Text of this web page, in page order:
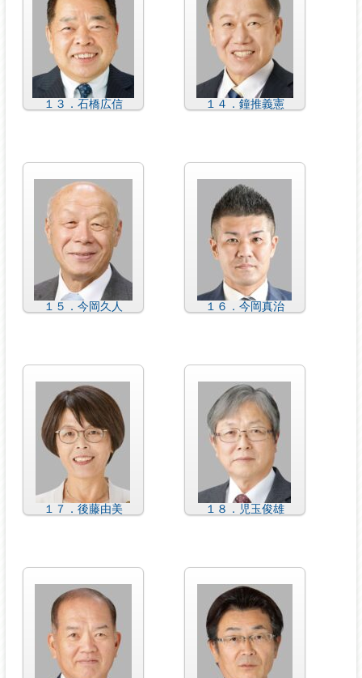
１３．石橋広信 １４．鐘推義憲
１５．今岡久人 １６．今岡真治
１７．後藤由美 １８．児玉俊雄